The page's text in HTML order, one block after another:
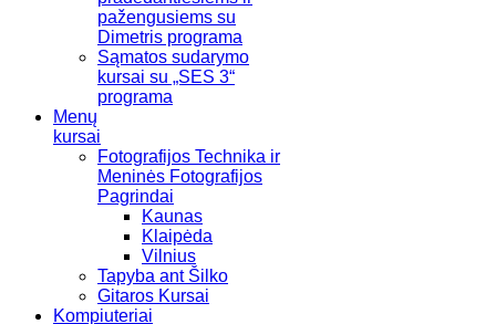
pažengusiems su
Dimetris programa
Sąmatos sudarymo
kursai su „SES 3“
programa
Menų
kursai
Fotografijos Technika ir
Meninės Fotografijos
Pagrindai
Kaunas
Klaipėda
Vilnius
Tapyba ant Šilko
Gitaros Kursai
Kompiuteriai